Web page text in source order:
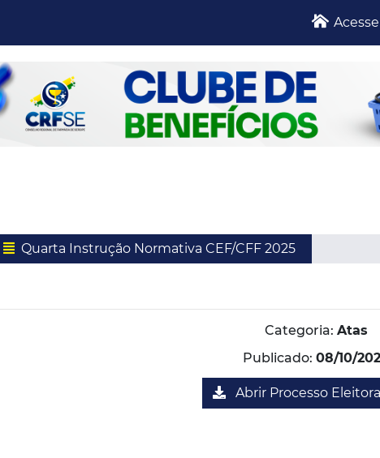
Quarta Instrução Normativa CEF/CFF 2025
Categoria: Atas
Publicado: 08/10/
Abrir Processo